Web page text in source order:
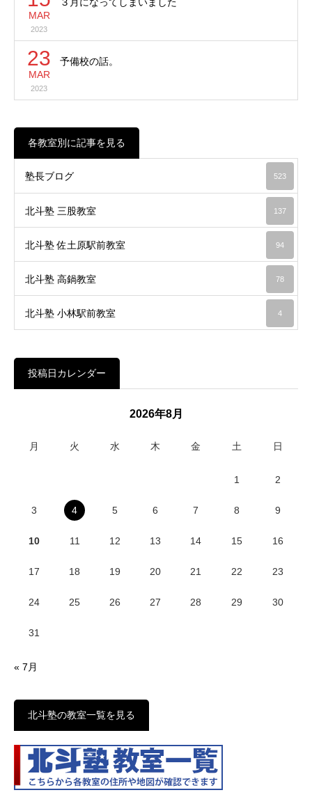
MAR
2023
23
MAR
2023
予備校の話。
各教室別に記事を見る
塾長ブログ 523
北斗塾 三股教室 137
北斗塾 佐土原駅前教室 94
北斗塾 高鍋教室 78
北斗塾 小林駅前教室 4
投稿日カレンダー
2026年8月
月 火 水 木 金 土 日
1 2
3 4 5 6 7 8 9
10 11 12 13 14 15 16
17 18 19 20 21 22 23
24 25 26 27 28 29 30
31
« 7月
北斗塾の教室一覧を見る